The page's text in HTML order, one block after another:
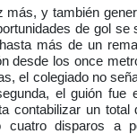
y también
de gol
más de un
desde los once
el colegiado no
el guión fue
contabilizar un
disparos a